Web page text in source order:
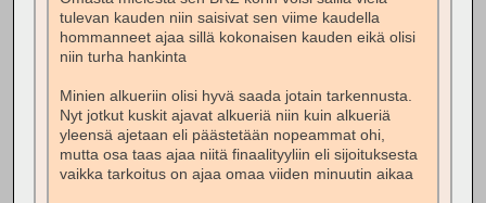
tulevan kauden niin saisivat sen viime kaudella
hommanneet ajaa sillä kokonaisen kauden eikä olisi
niin turha hankinta
Minien alkueriin olisi hyvä saada jotain tarkennusta.
Nyt jotkut kuskit ajavat alkueriä niin kuin alkueriä
yleensä ajetaan eli päästetään nopeammat ohi,
mutta osa taas ajaa niitä finaalityyliin eli sijoituksesta
vaikka tarkoitus on ajaa omaa viiden minuutin aikaa